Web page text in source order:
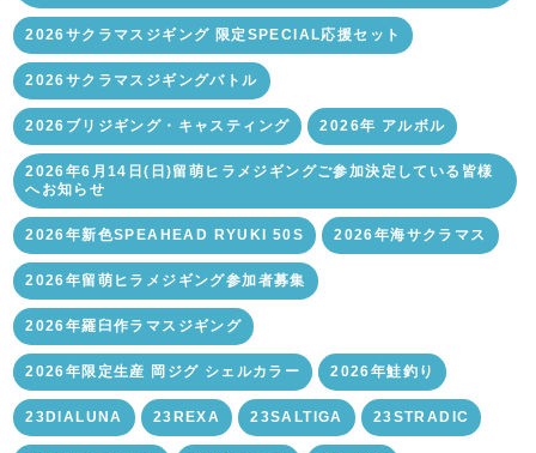
2026サクラマスジギング 限定SPECIAL応援セット
2026サクラマスジギングバトル
2026ブリジギング・キャスティング 2026年 アルボル
2026年6月14日(日)留萌ヒラメジギングご参加決定している皆様
へお知らせ
2026年新色SPEAHEAD RYUKI 50S 2026年海サクラマス
2026年留萌ヒラメジギング参加者募集
2026年羅臼作ラマスジギング
2026年限定生産 岡ジグ シェルカラー 2026年鮭釣り
23DIALUNA 23REXA 23SALTIGA 23STRADIC